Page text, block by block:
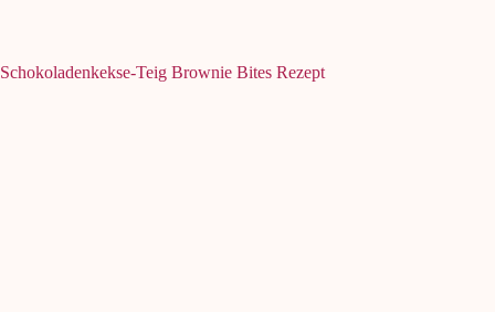
Schokoladenkekse-Teig Brownie Bites Rezept